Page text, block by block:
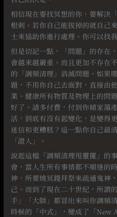
相信現在要找冥想的你，要解決
根刺。若你自己能拔掉的就自己
士來協助你進行處理。你可以找
但是切記一點，「問題」的存在
會越來越嚴重。而且更加不存在
的「調頻清理」消滅問題。如果
題，不用你自己去面對，直接由
業、健康所有物質及物理上的問
好了。請多付費，付到你傾家蕩
活，到底有沒有起變化，是變得
迷信和更糟糕？這一點你自己最
「證人」。
說起這檔「調頻清理甩靈擺」的
會，當人生所有事情都不順遂的
神，所要燒冥錢拜祭來疏通鬼神
己。而到了現在二十世紀，所謂
手」「大師」都冒出來叫你調頻
時候的「中式」，變成了「New